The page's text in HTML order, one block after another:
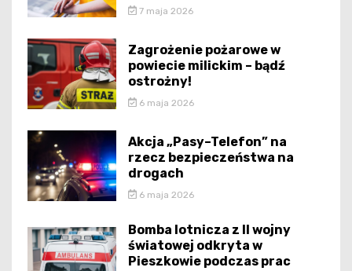
7 maja 2026
Zagrożenie pożarowe w
powiecie milickim – bądź
ostrożny!
6 maja 2026
Akcja „Pasy–Telefon” na
rzecz bezpieczeństwa na
drogach
6 maja 2026
Bomba lotnicza z II wojny
światowej odkryta w
Pieszkowie podczas prac